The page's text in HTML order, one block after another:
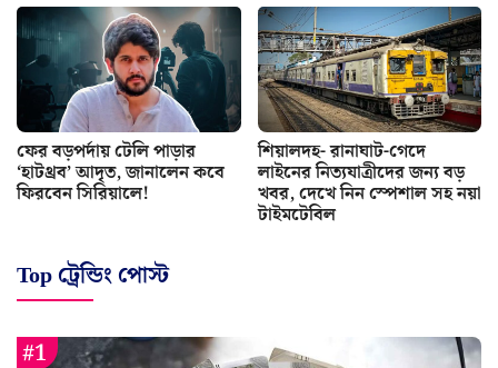
ফের বড়পর্দায় টেলি পাড়ার
‘হাটথ্রব’ আদৃত, জানালেন কবে
ফিরবেন সিরিয়ালে!
শিয়ালদহ- রানাঘাট-গেদে
লাইনের নিত্যযাত্রীদের জন্য বড়
খবর, দেখে নিন স্পেশাল সহ নয়া
টাইমটেবিল
Top ট্রেন্ডিং পোস্ট